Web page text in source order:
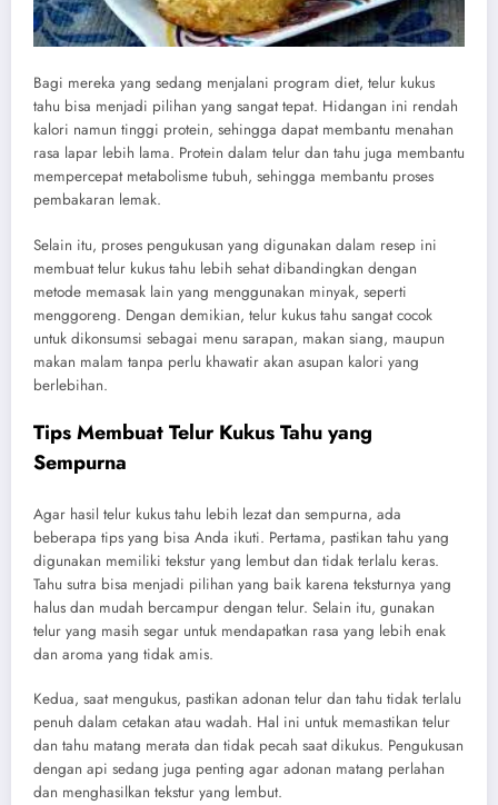
Bagi mereka yang sedang menjalani program diet, telur kukus
tahu bisa menjadi pilihan yang sangat tepat. Hidangan ini rendah
kalori namun tinggi protein, sehingga dapat membantu menahan
rasa lapar lebih lama. Protein dalam telur dan tahu juga membantu
mempercepat metabolisme tubuh, sehingga membantu proses
pembakaran lemak.
Selain itu, proses pengukusan yang digunakan dalam resep ini
membuat telur kukus tahu lebih sehat dibandingkan dengan
metode memasak lain yang menggunakan minyak, seperti
menggoreng. Dengan demikian, telur kukus tahu sangat cocok
untuk dikonsumsi sebagai menu sarapan, makan siang, maupun
makan malam tanpa perlu khawatir akan asupan kalori yang
berlebihan.
Tips Membuat Telur Kukus Tahu yang
Sempurna
Agar hasil telur kukus tahu lebih lezat dan sempurna, ada
beberapa tips yang bisa Anda ikuti. Pertama, pastikan tahu yang
digunakan memiliki tekstur yang lembut dan tidak terlalu keras.
Tahu sutra bisa menjadi pilihan yang baik karena teksturnya yang
halus dan mudah bercampur dengan telur. Selain itu, gunakan
telur yang masih segar untuk mendapatkan rasa yang lebih enak
dan aroma yang tidak amis.
Kedua, saat mengukus, pastikan adonan telur dan tahu tidak terlalu
penuh dalam cetakan atau wadah. Hal ini untuk memastikan telur
dan tahu matang merata dan tidak pecah saat dikukus. Pengukusan
dengan api sedang juga penting agar adonan matang perlahan
dan menghasilkan tekstur yang lembut.